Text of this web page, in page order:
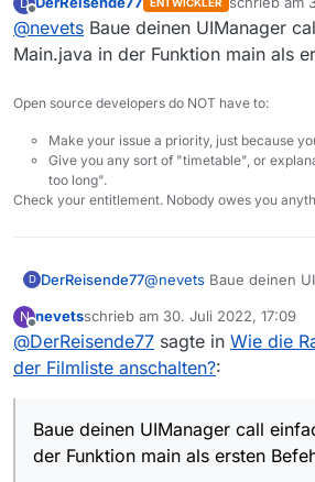
Offline
ENTWICKLER zuletzt
@nevets Baue deinen UIManager
Main.java in der Funktion main als
Open source developers do NOT have to:
Make your issue a priority, just because
Give you any sort of "timetable", or
too long".
Check your entitlement. Nobody owes you
D DerReisende77@nevets Baue deinen
Befehl ein.
N
Offline
nevetsschrieb am 30. Juli 2022, 17:09
zuletzt editiert von
@DerReisende77 sagte in Wie die
der Filmliste anschalten?:
Baue deinen UIManager call
der Funktion main als ersten